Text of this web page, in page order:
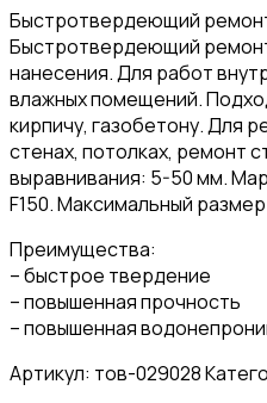
Быстротвердеющий
Быстротвердеющий
нанесения. Для работ
влажных помещений.
кирпичу, газобетону. Для
стенах, потолках, ремонт
выравнивания: 5-50 мм.
F150. Максимальный
Преимущества:
– быстрое твердение
– повышенная прочность
– повышенная
Артикул: тов-029028